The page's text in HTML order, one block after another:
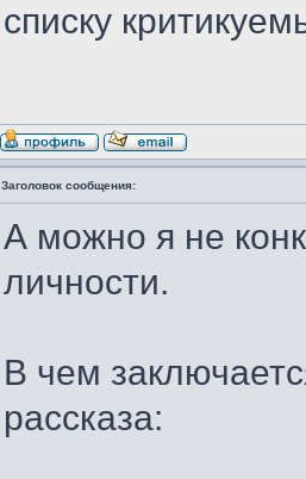
списку
Заголовок сообщения:
А можно я не
личности.
В чем
рассказа: